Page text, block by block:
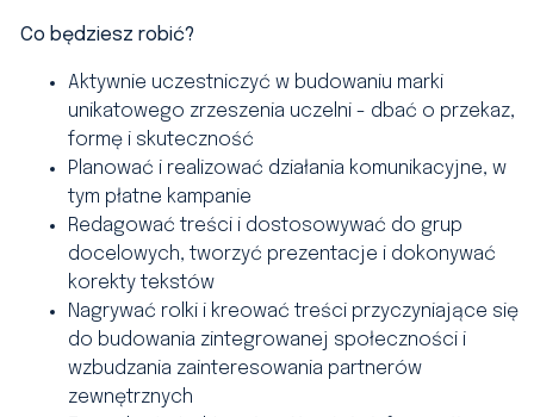
Co będziesz robić?
Aktywnie uczestniczyć w budowaniu marki
unikatowego zrzeszenia uczelni - dbać o przekaz,
formę i skuteczność
Planować i realizować działania komunikacyjne, w
tym płatne kampanie
Redagować treści i dostosowywać do grup
docelowych, tworzyć prezentacje i dokonywać
korekty tekstów
Nagrywać rolki i kreować treści przyczyniające się
do budowania zintegrowanej społeczności i
wzbudzania zainteresowania partnerów
zewnętrznych